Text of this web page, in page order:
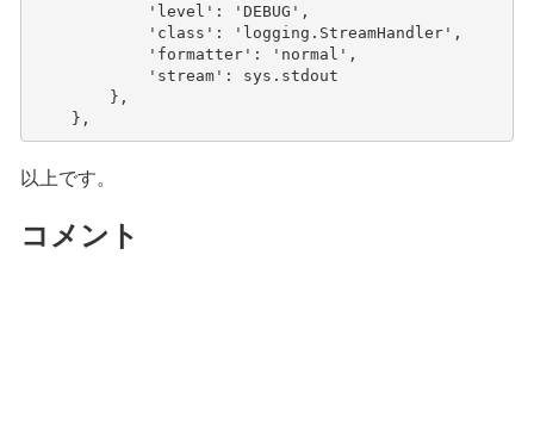
'level' : 'DEBUG' ,
'class' : 'logging.StreamHandler' ,
'formatter' : 'normal' ,
'stream' : sys . stdout
},
},
以上です。
コメント